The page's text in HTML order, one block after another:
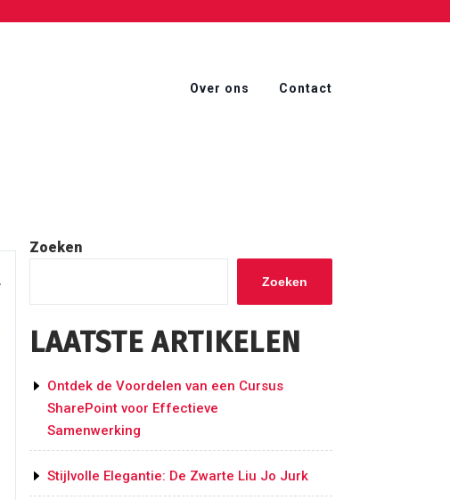
Over ons Contact
Zoeken
Zoeken
LAATSTE ARTIKELEN
Ontdek de Voordelen van een Cursus
SharePoint voor Effectieve
Samenwerking
Stijlvolle Elegantie: De Zwarte Liu Jo Jurk